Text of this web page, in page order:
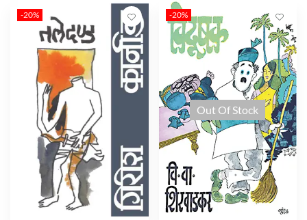
-20% -20%
Out Of Stock